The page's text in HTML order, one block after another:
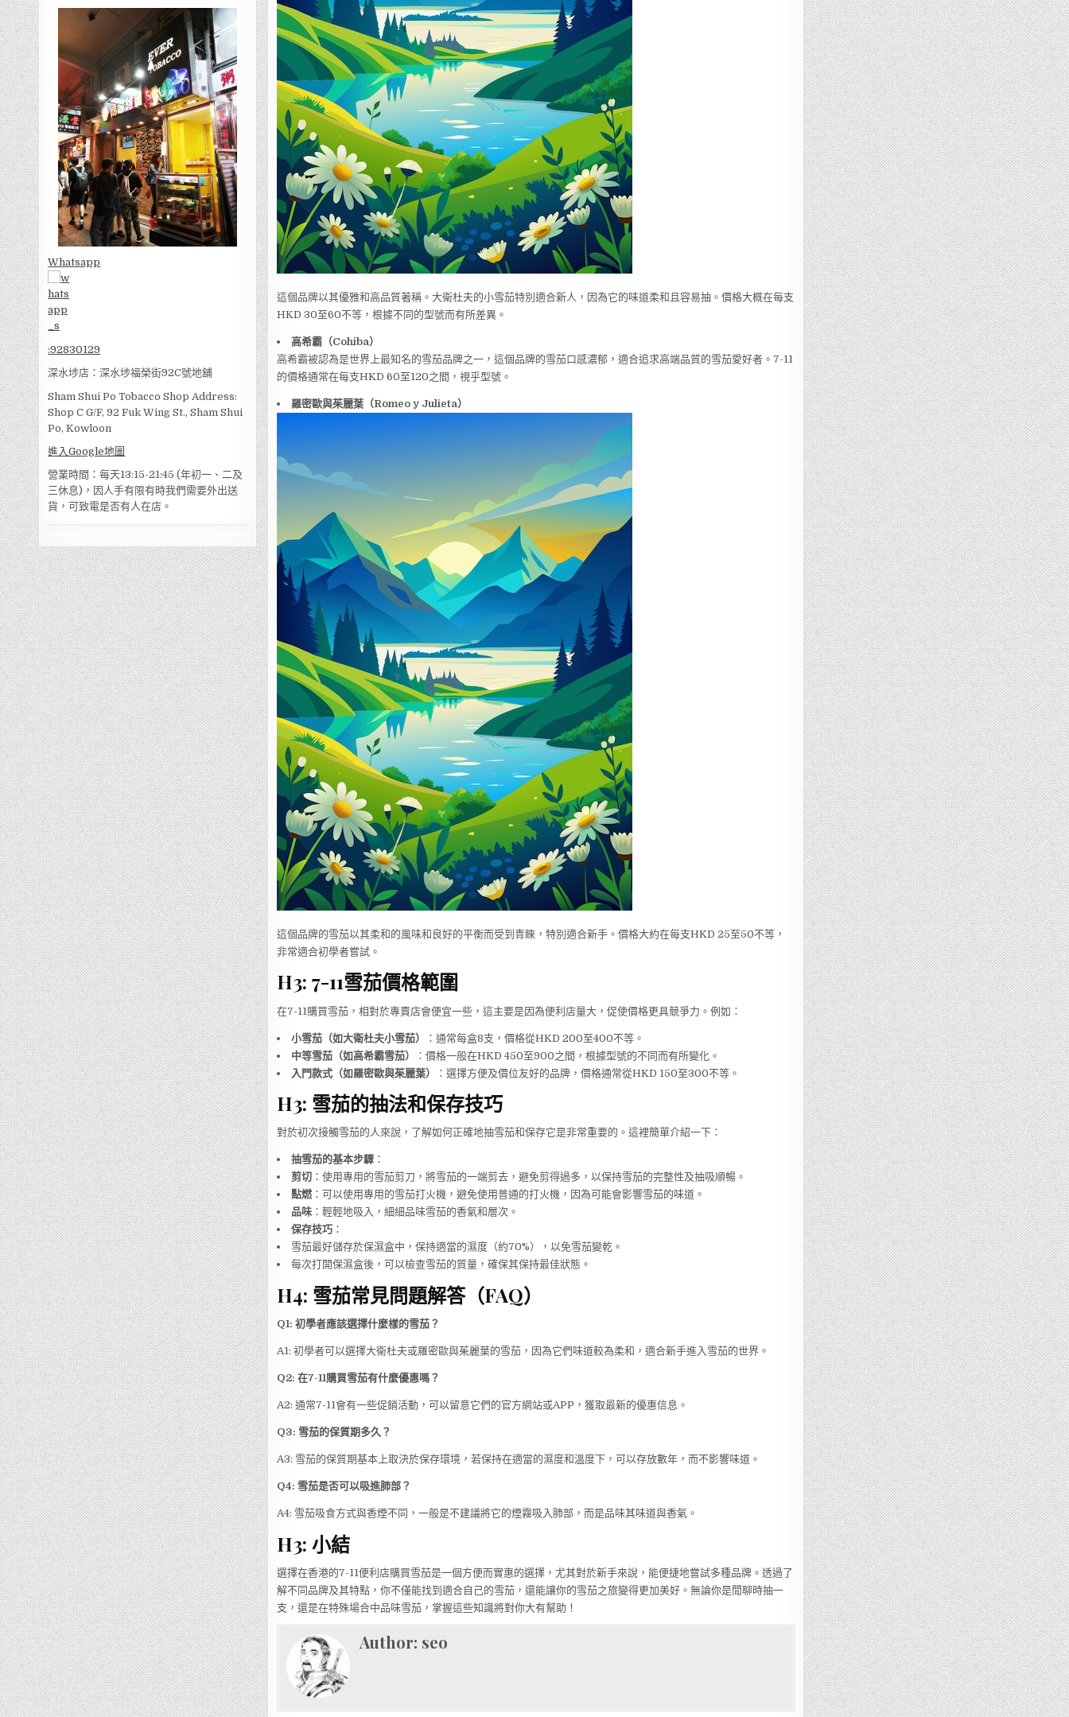
Whatsapp
:92830129
深水埗店：深水埗福榮街92C號地舖
Sham Shui Po Tobacco Shop Address:
Shop C G/F, 92 Fuk Wing St., Sham Shui
Po, Kowloon
進入Google地圖
營業時間：每天13:15-21:45 (年初一、二及
三休息)，因人手有限有時我們需要外出送
貨，可致電是否有人在店。
這個品牌以其優雅和高品質著稱。大衛杜夫的小雪茄特別適合新人，因為它的味道柔和且容易抽。價格大概在每支
HKD 30至60不等，根據不同的型號而有所差異。
高希霸（Cohiba）
高希霸被認為是世界上最知名的雪茄品牌之一，這個品牌的雪茄口感濃郁，適合追求高端品質的雪茄愛好者。7-11
的價格通常在每支HKD 60至120之間，視乎型號。
羅密歐與茱麗葉（Romeo y Julieta）
這個品牌的雪茄以其柔和的風味和良好的平衡而受到青睞，特別適合新手。價格大約在每支HKD 25至50不等，
非常適合初學者嘗試。
H3: 7-11雪茄價格範圍
在7-11購買雪茄，相對於專賣店會便宜一些，這主要是因為便利店量大，促使價格更具競爭力。例如：
小雪茄（如大衛杜夫小雪茄）
：通常每盒8支，價格從HKD 200至400不等。
中等雪茄（如高希霸雪茄）
：價格一般在HKD 450至900之間，根據型號的不同而有所變化。
入門款式（如羅密歐與茱麗葉）
：選擇方便及價位友好的品牌，價格通常從HKD 150至300不等。
H3: 雪茄的抽法和保存技巧
對於初次接觸雪茄的人來說，了解如何正確地抽雪茄和保存它是非常重要的。這裡簡單介紹一下：
抽雪茄的基本步驟：
剪切：使用專用的雪茄剪刀，將雪茄的一端剪去，避免剪得過多，以保持雪茄的完整性及抽吸順暢。
點燃：可以使用專用的雪茄打火機，避免使用普通的打火機，因為可能會影響雪茄的味道。
品味：輕輕地吸入，細細品味雪茄的香氣和層次。
保存技巧：
雪茄最好儲存於保濕盒中，保持適當的濕度（約70%），以免雪茄變乾。
每次打開保濕盒後，可以檢查雪茄的質量，確保其保持最佳狀態。
H4: 雪茄常見問題解答（FAQ）
Q1: 初學者應該選擇什麼樣的雪茄？
A1: 初學者可以選擇大衛杜夫或羅密歐與茱麗葉的雪茄，因為它們味道較為柔和，適合新手進入雪茄的世界。
Q2: 在7-11購買雪茄有什麼優惠嗎？
A2: 通常7-11會有一些促銷活動，可以留意它們的官方網站或APP，獲取最新的優惠信息。
Q3: 雪茄的保質期多久？
A3: 雪茄的保質期基本上取決於保存環境，若保持在適當的濕度和溫度下，可以存放數年，而不影響味道。
Q4: 雪茄是否可以吸進肺部？
A4: 雪茄吸食方式與香煙不同，一般是不建議將它的煙霧吸入肺部，而是品味其味道與香氣。
H3: 小結
選擇在香港的7-11便利店購買雪茄是一個方便而實惠的選擇，尤其對於新手來說，能便捷地嘗試多種品牌。透過了
解不同品牌及其特點，你不僅能找到適合自己的雪茄，還能讓你的雪茄之旅變得更加美好。無論你是閒聊時抽一
支，還是在特殊場合中品味雪茄，掌握這些知識將對你大有幫助！
Author: seo